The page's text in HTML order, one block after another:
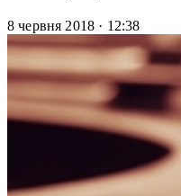
8 червня 2018 · 12:38